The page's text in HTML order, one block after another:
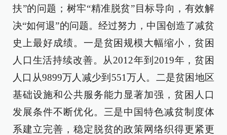
扶”的问题；树牢“精准脱贫”目标导向，有效解
决“如何退”的问题。经过努力，中国创造了减贫
史上最好成绩。一是贫困规模大幅缩小，贫困
人口生活持续改善。从2012年到2019年，贫困
人口从9899万人减少到551万人。二是贫困地区
基础设施和公共服务能力显著加强，贫困人口
发展条件不断优化。三是中国特色减贫制度体
系建立完善，稳定脱贫的政策网络织得更紧更